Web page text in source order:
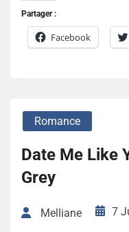
Partager :
Facebook
Romance
Date Me Like
Grey
Melliane 7